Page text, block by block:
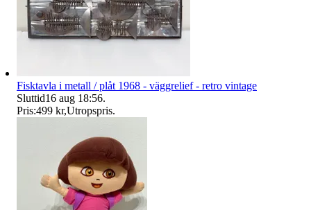
Fisktavla i metall / plåt 1968 - väggrelief - retro vintage
Sluttid16 aug 18:56.
Pris:499 kr,Utropspris.